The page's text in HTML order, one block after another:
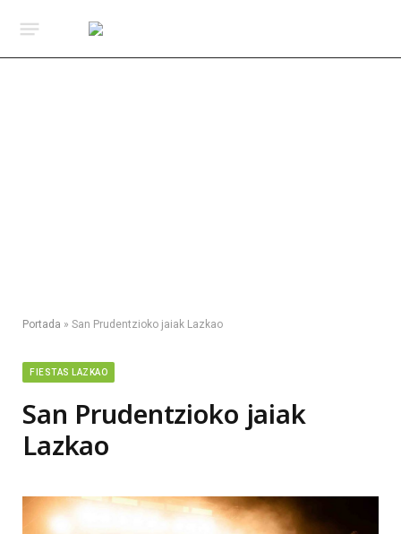
Portada » San Prudentzioko jaiak Lazkao
FIESTAS LAZKAO
San Prudentzioko jaiak
Lazkao